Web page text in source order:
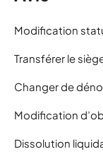
Modification
Transférer le
Changer de
Modification
Dissolution